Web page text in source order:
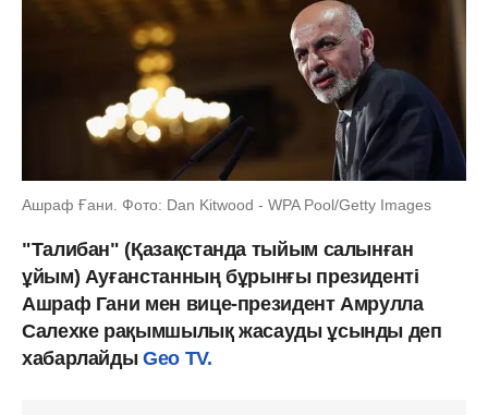
Ашраф Ғани. Фото: Dan Kitwood - WPA Pool/Getty Images
"Талибан" (Қазақстанда тыйым салынған
ұйым) Ауғанстанның бұрынғы президенті
Ашраф Гани мен вице-президент Амрулла
Салехке рақымшылық жасауды ұсынды деп
хабарлайдыGeo TV.